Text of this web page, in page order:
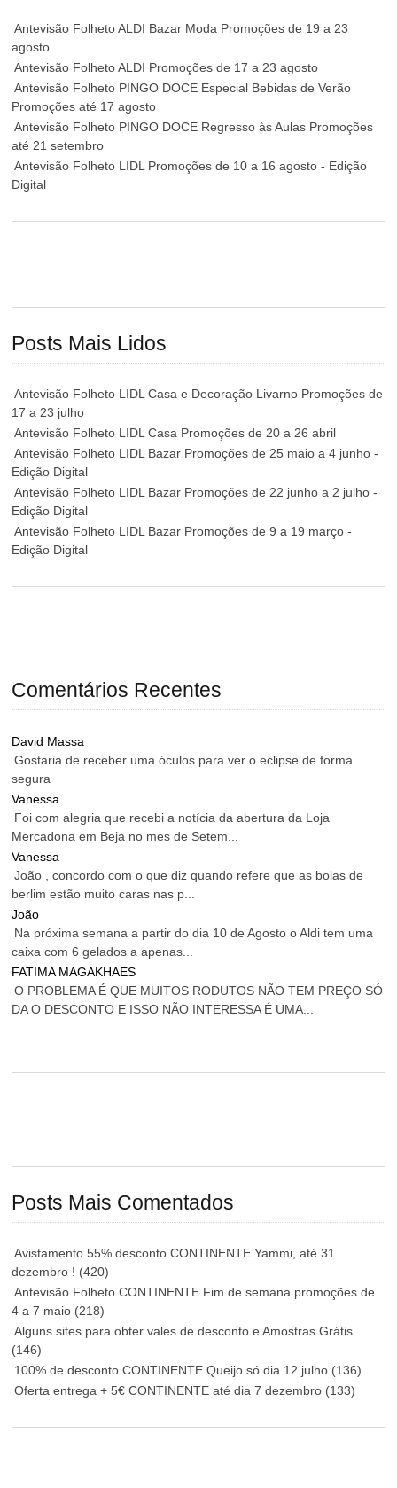
Antevisão Folheto ALDI Bazar Moda Promoções de 19 a 23
agosto
Antevisão Folheto ALDI Promoções de 17 a 23 agosto
Antevisão Folheto PINGO DOCE Especial Bebidas de Verão
Promoções até 17 agosto
Antevisão Folheto PINGO DOCE Regresso às Aulas Promoções
até 21 setembro
Antevisão Folheto LIDL Promoções de 10 a 16 agosto - Edição
Digital
Posts Mais Lidos
Antevisão Folheto LIDL Casa e Decoração Livarno Promoções de
17 a 23 julho
Antevisão Folheto LIDL Casa Promoções de 20 a 26 abril
Antevisão Folheto LIDL Bazar Promoções de 25 maio a 4 junho -
Edição Digital
Antevisão Folheto LIDL Bazar Promoções de 22 junho a 2 julho -
Edição Digital
Antevisão Folheto LIDL Bazar Promoções de 9 a 19 março -
Edição Digital
Comentários Recentes
David Massa
Gostaria de receber uma óculos para ver o eclipse de forma
segura
Vanessa
Foi com alegria que recebi a notícia da abertura da Loja
Mercadona em Beja no mes de Setem...
Vanessa
João , concordo com o que diz quando refere que as bolas de
berlim estão muito caras nas p...
João
Na próxima semana a partir do dia 10 de Agosto o Aldi tem uma
caixa com 6 gelados a apenas...
FATIMA MAGAKHAES
O PROBLEMA É QUE MUITOS RODUTOS NÃO TEM PREÇO SÓ
DA O DESCONTO E ISSO NÃO INTERESSA É UMA...
Posts Mais Comentados
Avistamento 55% desconto CONTINENTE Yammi, até 31
dezembro ! (420)
Antevisão Folheto CONTINENTE Fim de semana promoções de
4 a 7 maio (218)
Alguns sites para obter vales de desconto e Amostras Grátis
(146)
100% de desconto CONTINENTE Queijo só dia 12 julho (136)
Oferta entrega + 5€ CONTINENTE até dia 7 dezembro (133)